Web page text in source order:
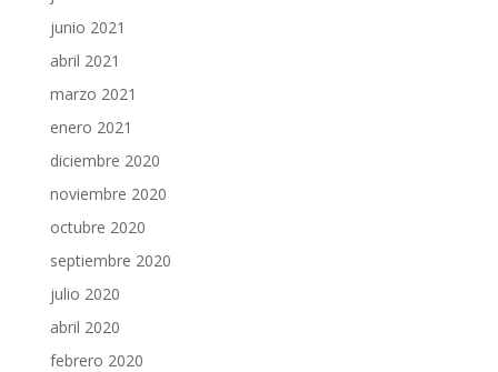
junio 2021
abril 2021
marzo 2021
enero 2021
diciembre 2020
noviembre 2020
octubre 2020
septiembre 2020
julio 2020
abril 2020
febrero 2020